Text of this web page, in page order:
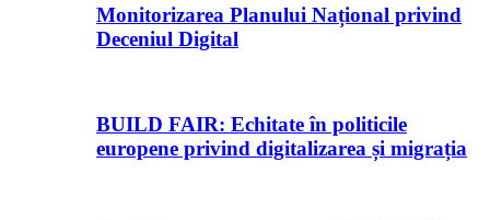
Monitorizarea Planului Național privind
Deceniul Digital
BUILD FAIR: Echitate în politicile
europene privind digitalizarea și migrația